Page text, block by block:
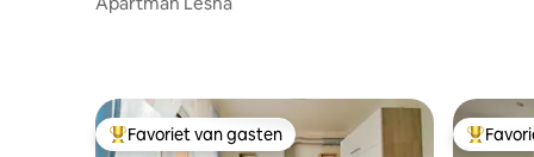
Topfavoriet van gasten
Favoriet van gasten